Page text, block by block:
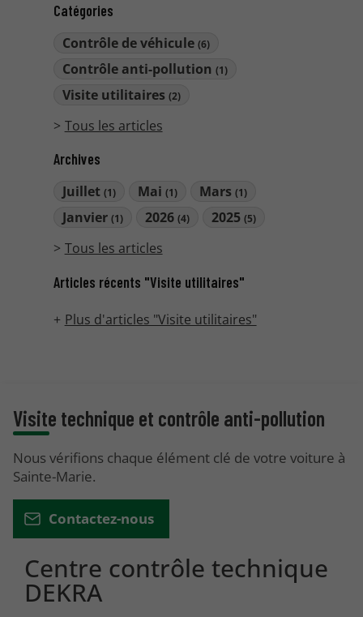
Catégories
Contrôle de véhicule (6)
Contrôle anti-pollution (1)
Visite utilitaires (2)
Tous les articles
Archives
Juillet (1) Mai(1) Mars(1)
Janvier (1) 2026(4) 2025(5)
Tous les articles
Articles récents "Visite utilitaires"
Plus d'articles "Visite utilitaires"
Centre contrôle technique
DEKRA
Visite technique et contrôle anti-pollution
Nous vérifions chaque élément clé de votre voiture à
Sainte-Marie.
Contactez-nous